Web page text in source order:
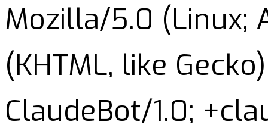
Mozilla/5.0 (Linux;
(KHTML, like
ClaudeBot/1.0;